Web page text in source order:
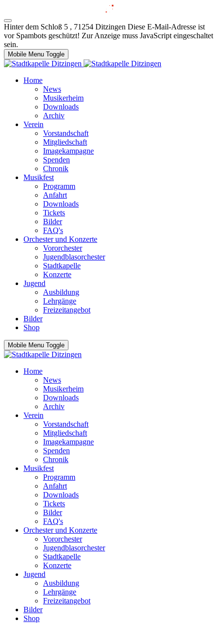
Hinter dem Schloß 5 , 71254 Ditzingen Diese E-Mail-Adresse ist
vor Spambots geschützt! Zur Anzeige muss JavaScript eingeschaltet
sein.
Mobile Menu Toggle
Home
News
Musikerheim
Downloads
Archiv
Verein
Vorstandschaft
Mitgliedschaft
Imagekampagne
Spenden
Chronik
Musikfest
Programm
Anfahrt
Downloads
Tickets
Bilder
FAQ's
Orchester und Konzerte
Vororchester
Jugendblasorchester
Stadtkapelle
Konzerte
Jugend
Ausbildung
Lehrgänge
Freizeitangebot
Bilder
Shop
Mobile Menu Toggle
Home
News
Musikerheim
Downloads
Archiv
Verein
Vorstandschaft
Mitgliedschaft
Imagekampagne
Spenden
Chronik
Musikfest
Programm
Anfahrt
Downloads
Tickets
Bilder
FAQ's
Orchester und Konzerte
Vororchester
Jugendblasorchester
Stadtkapelle
Konzerte
Jugend
Ausbildung
Lehrgänge
Freizeitangebot
Bilder
Shop